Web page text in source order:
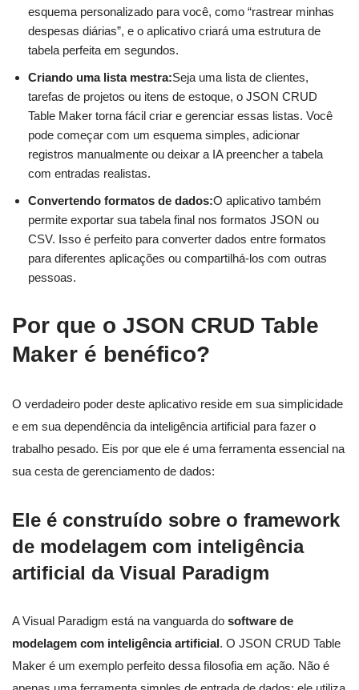
esquema personalizado para você, como “rastrear minhas
despesas diárias”, e o aplicativo criará uma estrutura de
tabela perfeita em segundos.
Criando uma lista mestra:Seja uma lista de clientes,
tarefas de projetos ou itens de estoque, o JSON CRUD
Table Maker torna fácil criar e gerenciar essas listas. Você
pode começar com um esquema simples, adicionar
registros manualmente ou deixar a IA preencher a tabela
com entradas realistas.
Convertendo formatos de dados:O aplicativo também
permite exportar sua tabela final nos formatos JSON ou
CSV. Isso é perfeito para converter dados entre formatos
para diferentes aplicações ou compartilhá-los com outras
pessoas.
Por que o JSON CRUD Table
Maker é benéfico?
O verdadeiro poder deste aplicativo reside em sua simplicidade
e em sua dependência da inteligência artificial para fazer o
trabalho pesado. Eis por que ele é uma ferramenta essencial na
sua cesta de gerenciamento de dados:
Ele é construído sobre o framework
de modelagem com inteligência
artificial da Visual Paradigm
A Visual Paradigm está na vanguarda do software de
modelagem com inteligência artificial. O JSON CRUD Table
Maker é um exemplo perfeito dessa filosofia em ação. Não é